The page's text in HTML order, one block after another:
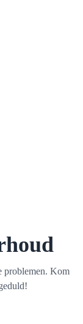
problemen. Kom